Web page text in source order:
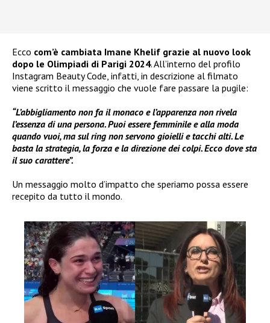
Ecco com’è cambiata Imane Khelif grazie al nuovo look
dopo le Olimpiadi di Parigi 2024. All’interno del profilo
Instagram Beauty Code, infatti, in descrizione al filmato
viene scritto il messaggio che vuole fare passare la pugile:
“L’abbigliamento non fa il monaco e l’apparenza non rivela
l’essenza di una persona. Puoi essere femminile e alla moda
quando vuoi, ma sul ring non servono gioielli e tacchi alti. Le
basta la strategia, la forza e la direzione dei colpi. Ecco dove sta
il suo carattere”.
Un messaggio molto d’impatto che speriamo possa essere
recepito da tutto il mondo.